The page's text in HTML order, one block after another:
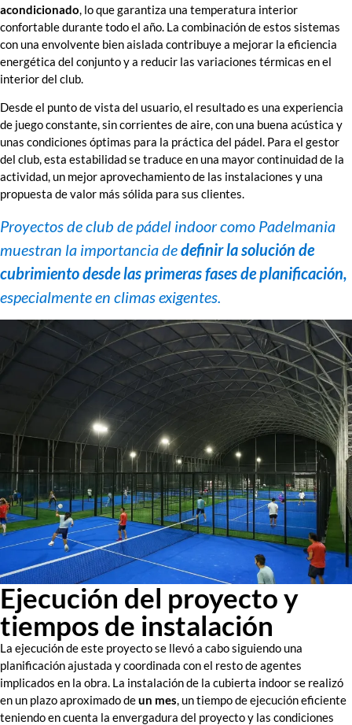
acondicionado, lo que garantiza una temperatura interior
confortable durante todo el año. La combinación de estos sistemas
con una envolvente bien aislada contribuye a mejorar la eficiencia
energética del conjunto y a reducir las variaciones térmicas en el
interior del club.
Desde el punto de vista del usuario, el resultado es una experiencia
de juego constante, sin corrientes de aire, con una buena acústica y
unas condiciones óptimas para la práctica del pádel. Para el gestor
del club, esta estabilidad se traduce en una mayor continuidad de la
actividad, un mejor aprovechamiento de las instalaciones y una
propuesta de valor más sólida para sus clientes.
Proyectos de club de pádel indoor como Padelmania
muestran la importancia dedefinir la solución de
cubrimiento desde las primeras fases de planificación,
especialmente en climas exigentes.
Ejecución del proyecto y
tiempos de instalación
La ejecución de este proyecto se llevó a cabo siguiendo una
planificación ajustada y coordinada con el resto de agentes
implicados en la obra. La instalación de la cubierta indoor se realizó
en un plazo aproximado deun mes, un tiempo de ejecución eficiente
teniendo en cuenta la envergadura del proyecto y las condiciones